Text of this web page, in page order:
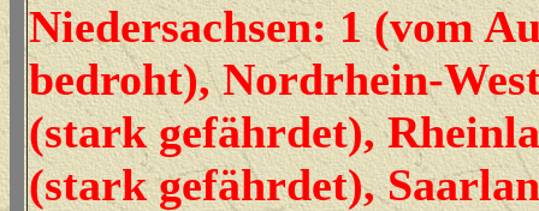
Niedersachsen: 1 (vom
bedroht), Nordrhein-
(stark gefährdet),
(stark gefährdet),